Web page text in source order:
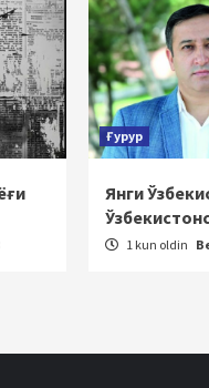
Ғурур
Янги
1 kun oldin